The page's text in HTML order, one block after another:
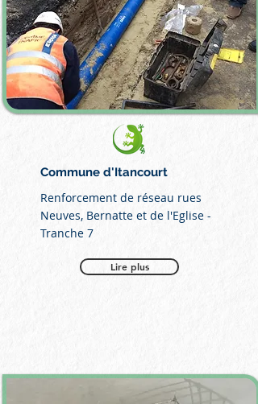
Commune d'Itancourt
Renforcement de réseau rues
Neuves, Bernatte et de l'Eglise -
Tranche 7
Lire plus